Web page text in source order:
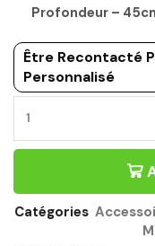
Profondeur –
Être Recontacté
Personnalisé
Catégories